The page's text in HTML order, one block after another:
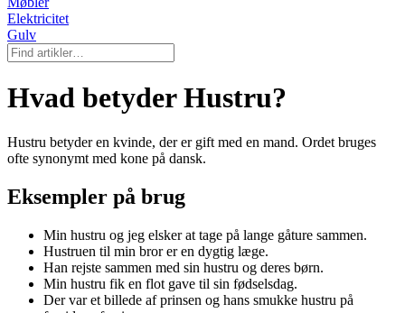
Elektricitet
Gulv
Hvad betyder Hustru?
Hustru betyder en kvinde, der er gift med en mand. Ordet bruges
ofte synonymt med kone på dansk.
Eksempler på brug
Min hustru og jeg elsker at tage på lange gåture sammen.
Hustruen til min bror er en dygtig læge.
Han rejste sammen med sin hustru og deres børn.
Min hustru fik en flot gave til sin fødselsdag.
Der var et billede af prinsen og hans smukke hustru på